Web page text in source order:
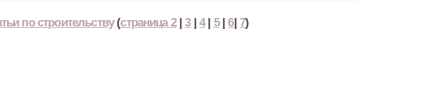
по строительству(страница 2|3|4| 5|6| 7)